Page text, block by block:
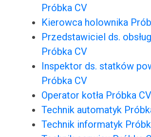
Próbka CV
Kierowca holownika
Przedstawiciel ds.
Próbka CV
Inspektor ds. statków
Próbka CV
Operator kotła Próbka CV
Technik automatyk
Technik informatyk